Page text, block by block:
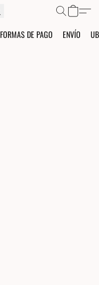
FORMAS DE PAGO ENVÍO